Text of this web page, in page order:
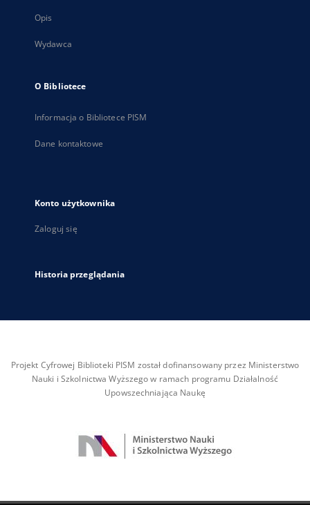
Opis
Wydawca
O Bibliotece
Informacja o Bibliotece PISM
Dane kontaktowe
Konto użytkownika
Zaloguj się
Historia przeglądania
Projekt Cyfrowej Biblioteki PISM został dofinansowany przez Ministerstwo
Nauki i Szkolnictwa Wyższego w ramach programu Działalność
Upowszechniająca Naukę